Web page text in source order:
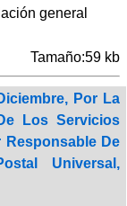
general
Tamaño:59 kb
Por La
Los Servicios
Responsable De
Universal,